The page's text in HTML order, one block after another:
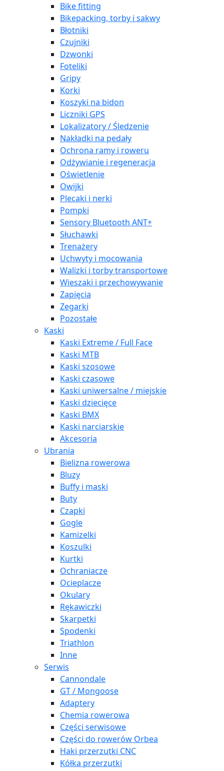
Bike fitting
Bikepacking, torby i sakwy
Błotniki
Czujniki
Dzwonki
Foteliki
Gripy
Korki
Koszyki na bidon
Liczniki GPS
Lokalizatory / Śledzenie
Nakładki na pedały
Ochrona ramy i roweru
Odżywianie i regeneracja
Oświetlenie
Owijki
Plecaki i nerki
Pompki
Sensory Bluetooth ANT+
Słuchawki
Trenażery
Uchwyty i mocowania
Walizki i torby transportowe
Wieszaki i przechowywanie
Zapięcia
Zegarki
Pozostałe
Kaski
Kaski Extreme / Full Face
Kaski MTB
Kaski szosowe
Kaski czasowe
Kaski uniwersalne / miejskie
Kaski dziecięce
Kaski BMX
Kaski narciarskie
Akcesoria
Ubrania
Bielizna rowerowa
Bluzy
Buffy i maski
Buty
Czapki
Gogle
Kamizelki
Koszulki
Kurtki
Ochraniacze
Ocieplacze
Okulary
Rękawiczki
Skarpetki
Spodenki
Triathlon
Inne
Serwis
Cannondale
GT / Mongoose
Adaptery
Chemia rowerowa
Części serwisowe
Części do rowerów Orbea
Haki przerzutki CNC
Kółka przerzutki